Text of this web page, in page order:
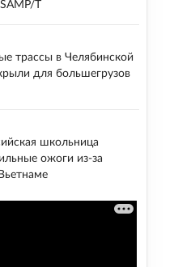
T
трассы в Челябинской
для большегрузов
школьница
ожоги из-за